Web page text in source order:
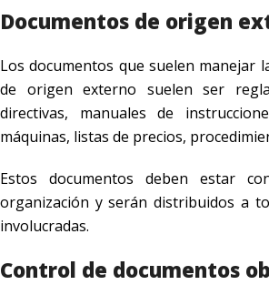
Documentos de origen
Los documentos que suelen manejar
de origen externo suelen ser
directivas, manuales de
máquinas, listas de precios,
Estos documentos deben estar
organización y serán distribuidos a
involucradas.
Control de documentos